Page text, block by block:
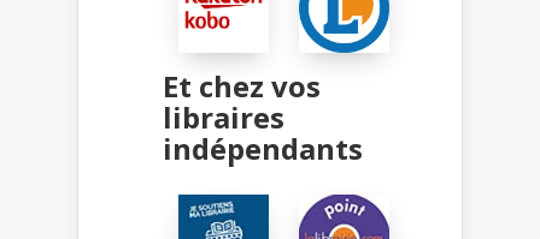
Et chez vos
libraires
indépendants